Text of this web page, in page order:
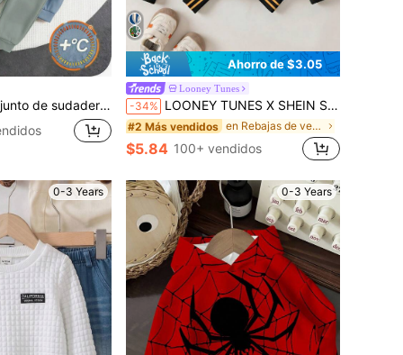
varias piezas, cómodo, versátil, casual, de moda, diario, lindo, estilo minimalista y combinable
Ahorro de $3.05
Looney Tunes
-34% LOONEY TUNES X SHEIN Sudadera informal de cuello redondo para bebé niño con bloques de color, letras y gráficos de dibujos animados, otoño
#2 Más vendidos en Rebajas de verano Sudaderas para bebés niños
$5.84 100+ vendidos
0-3 Years 0-3 Years